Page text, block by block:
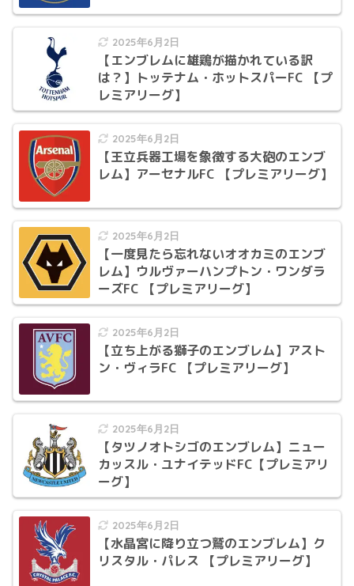
2025年6月2日
【エンブレムに雄鶏が描かれている訳
は？】トッテナム・ホットスパーFC 【プ
レミアリーグ】
2025年6月2日
【王立兵器工場を象徴する大砲のエンブ
レム】アーセナルFC 【プレミアリーグ】
2025年6月2日
【一度見たら忘れないオオカミのエンブ
レム】ウルヴァーハンプトン・ワンダラ
ーズFC 【プレミアリーグ】
2025年6月2日
【立ち上がる獅子のエンブレム】アスト
ン・ヴィラFC 【プレミアリーグ】
2025年6月2日
【タツノオトシゴのエンブレム】ニュー
カッスル・ユナイテッドFC【プレミアリ
ーグ】
2025年6月2日
【水晶宮に降り立つ鷲のエンブレム】ク
リスタル・パレス 【プレミアリーグ】